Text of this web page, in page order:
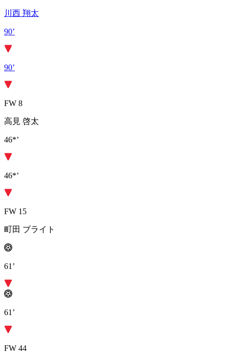
川西 翔太
90’
90’
FW 8
高見 啓太
46*’
46*’
FW 15
町田 ブライト
61’
61’
FW 44